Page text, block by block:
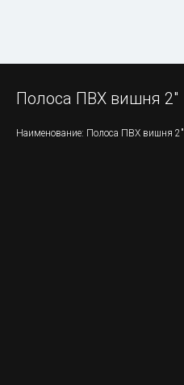
Полоса ПВХ вишня 2"
Наименование: Полоса ПВХ вишня 2"